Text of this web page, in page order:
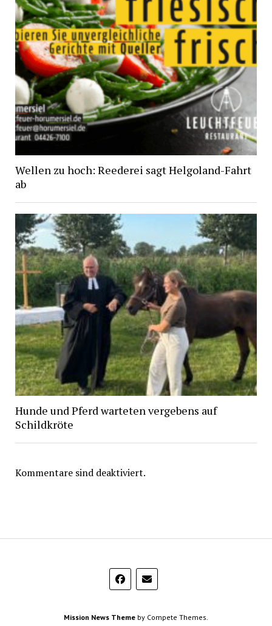
Wellen zu hoch: Reederei sagt Helgoland-Fahrt
ab
Hunde und Pferd warteten vergebens auf
Schildkröte
Kommentare sind deaktiviert.
Mission News Theme by Compete Themes.